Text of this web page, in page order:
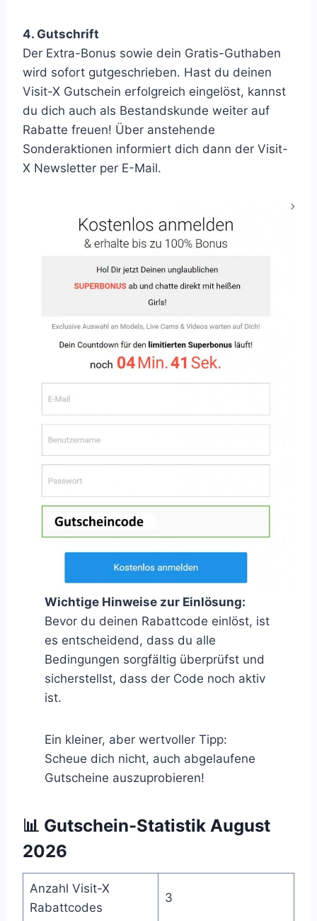
4. Gutschrift
Der Extra-Bonus sowie dein Gratis-Guthaben
wird sofort gutgeschrieben. Hast du deinen
Visit-X Gutschein erfolgreich eingelöst, kannst
du dich auch als Bestandskunde weiter auf
Rabatte freuen! Über anstehende
Sonderaktionen informiert dich dann der Visit-
X Newsletter per E-Mail.
Wichtige Hinweise zur Einlösung:
Bevor du deinen Rabattcode einlöst, ist
es entscheidend, dass du alle
Bedingungen sorgfältig überprüfst und
sicherstellst, dass der Code noch aktiv
ist.
Ein kleiner, aber wertvoller Tipp:
Scheue dich nicht, auch abgelaufene
Gutscheine auszuprobieren!
📊 Gutschein-Statistik August
2026
Anzahl Visit-X
Rabattcodes
3